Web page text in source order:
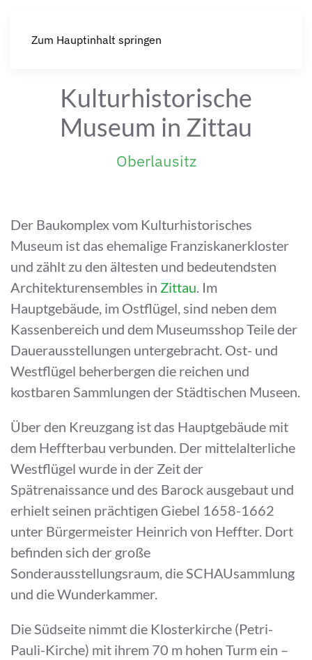
Zum Hauptinhalt springen
Kulturhistorische
Museum in Zittau
Oberlausitz
Der Baukomplex vom Kulturhistorisches
Museum ist das ehemalige Franziskanerkloster
und zählt zu den ältesten und bedeutendsten
Architekturensembles in Zittau. Im
Hauptgebäude, im Ostflügel, sind neben dem
Kassenbereich und dem Museumsshop Teile der
Dauerausstellungen untergebracht. Ost- und
Westflügel beherbergen die reichen und
kostbaren Sammlungen der Städtischen Museen.
Über den Kreuzgang ist das Hauptgebäude mit
dem Heffterbau verbunden. Der mittelalterliche
Westflügel wurde in der Zeit der
Spätrenaissance und des Barock ausgebaut und
erhielt seinen prächtigen Giebel 1658-1662
unter Bürgermeister Heinrich von Heffter. Dort
befinden sich der große
Sonderausstellungsraum, die SCHAUsammlung
und die Wunderkammer.
Die Südseite nimmt die Klosterkirche (Petri-
Pauli-Kirche) mit ihrem 70 m hohen Turm ein –